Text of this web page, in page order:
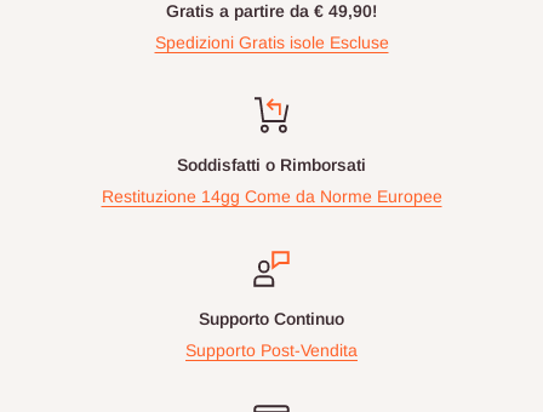
Gratis a partire da € 49,90!
Spedizioni Gratis isole Escluse
Soddisfatti o Rimborsati
Restituzione 14gg Come da Norme Europee
Supporto Continuo
Supporto Post-Vendita